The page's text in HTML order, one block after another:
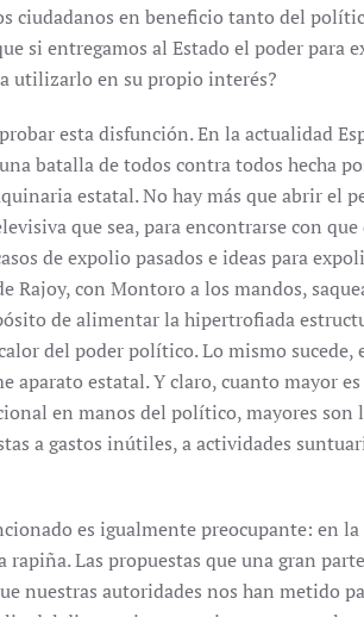
ciudadanos en beneficio tanto del
si entregamos al Estado el poder para
utilizarlo en su propio interés?
esta disfunción. En la actualidad
batalla de todos contra todos hecha
estatal. No hay más que abrir el
que sea, para encontrarse con que
de expolio pasados e ideas para
Rajoy, con Montoro a los mandos,
de alimentar la hipertrofiada
del poder político. Lo mismo sucede,
aparato estatal. Y claro, cuanto mayor
en manos del político, mayores son
a gastos inútiles, a actividades
es igualmente preocupante: en la
Las propuestas que una gran
nuestras autoridades nos han metido